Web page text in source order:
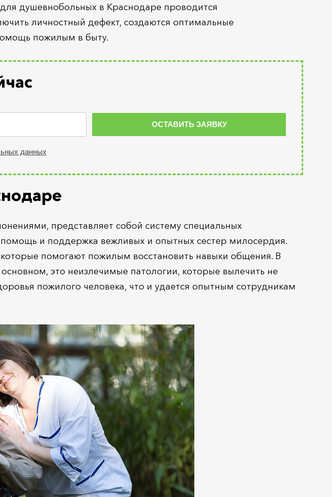
душевнобольных в Краснодаре проводится
личностный дефект, создаются оптимальные
пожилым в быту.
представляет собой систему специальных
и поддержка вежливых и опытных сестер милосердия.
помогают пожилым восстановить навыки общения. В
это неизлечимые патологии, которые вылечить не
пожилого человека, что и удается опытным сотрудникам